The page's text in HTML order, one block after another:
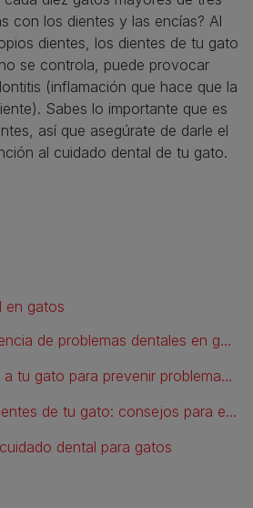
con los dientes y las encías? Al
dientes, los dientes de tu gato
se controla, puede provocar
(inflamación que hace que la
Sabes lo importante que es
así que asegúrate de darle el
al cuidado dental de tu gato.
en gatos
Señales de advertencia de problemas dentales en gatos
Cepillar los dientes a tu gato para prevenir problemas dentales
Cómo cuidar los dientes de tu gato: consejos para el cuidado dental de tu gato
dental para gatos